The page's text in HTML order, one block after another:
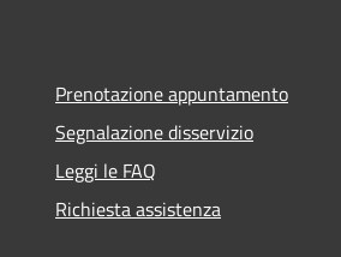
Prenotazione appuntamento
Segnalazione disservizio
Leggi le FAQ
Richiesta assistenza